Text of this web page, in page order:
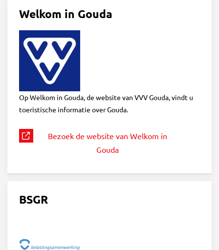
Welkom in Gouda
Op Welkom in Gouda, de website van VVV Gouda, vindt u
toeristische informatie over Gouda.
Bezoek de website van Welkom in
Gouda
BSGR